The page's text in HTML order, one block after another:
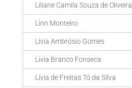
Liliane Camila Souza de Oliveira
Linn Monteiro
Lívia Ambrósio Gomes
Livia Branco Fonseca
Lívia de Freitas Tó da Silva